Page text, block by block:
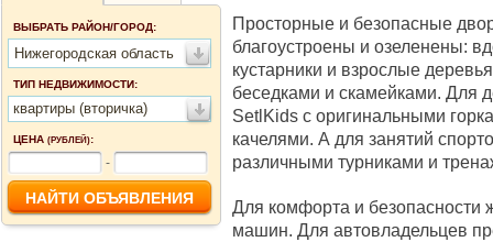
ВЫБРАТЬ РАЙОН/ГОРОД:
Нижегородская область
ТИП НЕДВИЖИМОСТИ:
квартиры (вторичка)
ЦЕНА (РУБЛЕЙ):
-
Просторные и безопасные
благоустроены и озеленены:
кустарники и взрослые
беседками и скамейками. Для
SetlKids с оригинальными
качелями. А для занятий
различными турниками и
Для комфорта и безопасности
машин. Для автовладельцев